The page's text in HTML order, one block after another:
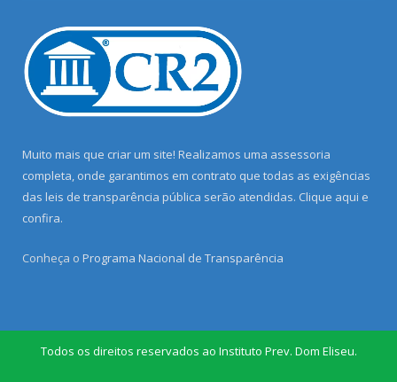
Muito mais que criar um site! Realizamos uma assessoria
completa, onde garantimos em contrato que todas as exigências
das leis de transparência pública serão atendidas. Clique aqui e
confira.
Conheça o Programa Nacional de Transparência
Todos os direitos reservados ao Instituto Prev. Dom Eliseu.